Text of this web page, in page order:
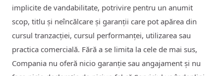
implicite de vandabilitate, potrivire pentru un anumit
scop, titlu și neîncălcare și garanții care pot apărea din
cursul tranzacției, cursul performanței, utilizarea sau
practica comercială. Fără a se limita la cele de mai sus,
Compania nu oferă nicio garanție sau angajament și nu